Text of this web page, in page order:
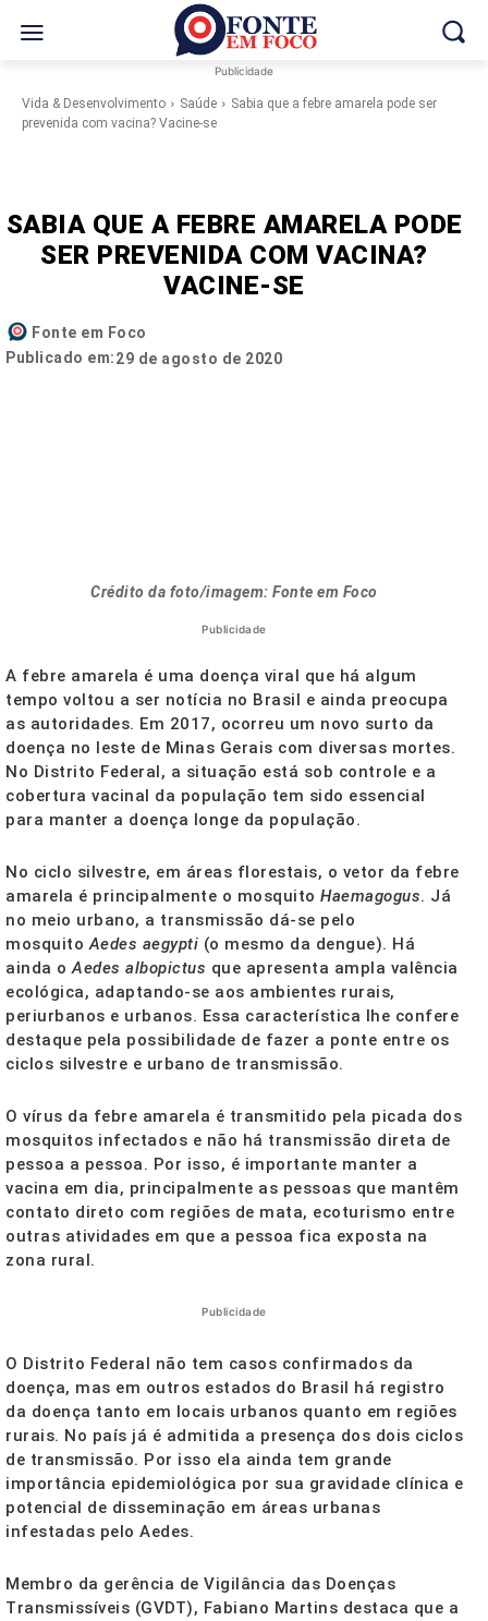
Publicidade
Vida & Desenvolvimento Saúde
Sabia que a febre amarela pode ser
prevenida com vacina? Vacine-se
SABIA QUE A FEBRE AMARELA PODE
SER PREVENIDA COM VACINA?
VACINE-SE
Fonte em Foco
Publicado em:29 de agosto de 2020
Crédito da foto/imagem: Fonte em Foco
Publicidade
A febre amarela é uma doença viral que há algum
tempo voltou a ser notícia no Brasil e ainda preocupa
as autoridades. Em 2017, ocorreu um novo surto da
doença no leste de Minas Gerais com diversas mortes.
No Distrito Federal, a situação está sob controle e a
cobertura vacinal da população tem sido essencial
para manter a doença longe da população.
No ciclo silvestre, em áreas florestais, o vetor da febre
amarela é principalmente o mosquito Haemagogus. Já
no meio urbano, a transmissão dá-se pelo
mosquitoAedes aegypti (o mesmo da dengue). Há
ainda oAedes albopictus que apresenta ampla valência
ecológica, adaptando-se aos ambientes rurais,
periurbanos e urbanos. Essa característica lhe confere
destaque pela possibilidade de fazer a ponte entre os
ciclos silvestre e urbano de transmissão.
O vírus da febre amarela é transmitido pela picada dos
mosquitos infectados e não há transmissão direta de
pessoa a pessoa. Por isso, é importante manter a
vacina em dia, principalmente as pessoas que mantêm
contato direto com regiões de mata, ecoturismo entre
outras atividades em que a pessoa fica exposta na
zona rural.
Publicidade
O Distrito Federal não tem casos confirmados da
doença, mas em outros estados do Brasil há registro
da doença tanto em locais urbanos quanto em regiões
rurais. No país já é admitida a presença dos dois ciclos
de transmissão. Por isso ela ainda tem grande
importância epidemiológica por sua gravidade clínica e
potencial de disseminação em áreas urbanas
infestadas pelo Aedes.
Membro da gerência de Vigilância das Doenças
Transmissíveis (GVDT), Fabiano Martins destaca que a